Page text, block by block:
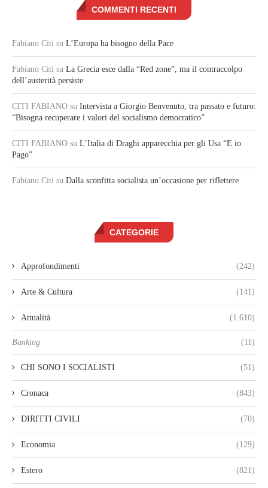
COMMENTI RECENTI
Fabiano Citi su L’Europa ha bisogno della Pace
Fabiano Citi su La Grecia esce dalla “Red zone”, ma il contraccolpo
dell’austerità persiste
CITI FABIANO su Intervista a Giorgio Benvenuto, tra passato e futuro:
“Bisogna recuperare i valori del socialismo democratico”
CITI FABIANO su L’Italia di Draghi apparecchia per gli Usa “E io
Pago”
Fabiano Citi su Dalla sconfitta socialista un’occasione per riflettere
CATEGORIE
Approfondimenti (242)
Arte & Cultura (141)
Attualità (1.610)
Banking (11)
CHI SONO I SOCIALISTI (51)
Cronaca (843)
DIRITTI CIVILI (70)
Economia (129)
Estero (821)